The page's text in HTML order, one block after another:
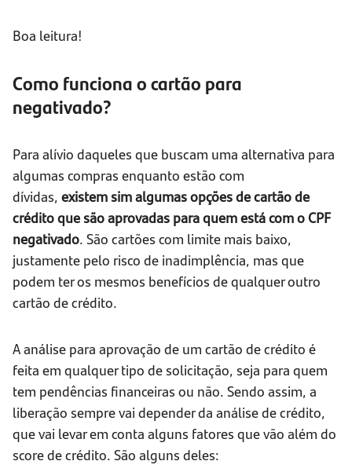
Boa leitura!
Como funciona o cartão para
negativado?
Para alívio daqueles que buscam uma alternativa para
algumas compras enquanto estão com
dívidas, existem sim algumas opções de cartão de
crédito que são aprovadas para quem está com o CPF
negativado. São cartões com limite mais baixo,
justamente pelo risco de inadimplência, mas que
podem ter os mesmos benefícios de qualquer outro
cartão de crédito.
A análise para aprovação de um cartão de crédito é
feita em qualquer tipo de solicitação, seja para quem
tem pendências financeiras ou não. Sendo assim, a
liberação sempre vai depender da análise de crédito,
que vai levar em conta alguns fatores que vão além do
score de crédito. São alguns deles: